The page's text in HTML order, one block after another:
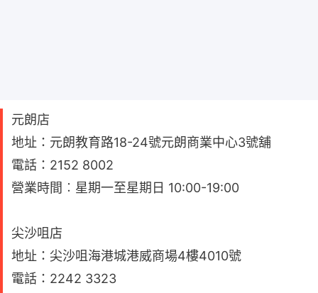
元朗店
地址：元朗教育路18-24號元朗商業中心3號舖
電話：2152 8002
營業時間︰星期一至星期日 10:00-19:00
尖沙咀店
地址：尖沙咀海港城港威商場4樓4010號
電話：2242 3323